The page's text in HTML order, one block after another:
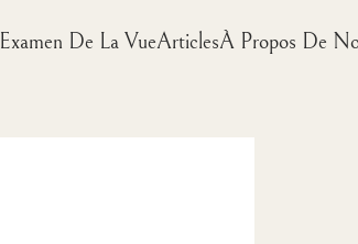
Examen De La VueArticlesÀ Propos De